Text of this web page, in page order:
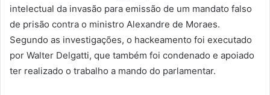
intelectual da invasão para emissão de um mandato falso
de prisão contra o ministro Alexandre de Moraes.
Segundo as investigações, o hackeamento foi executado
por Walter Delgatti, que também foi condenado e apoiado
ter realizado o trabalho a mando do parlamentar.